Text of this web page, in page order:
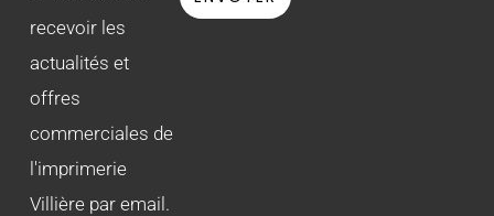
recevoir les
actualités et
offres
commerciales de
l'imprimerie
Villière par email.